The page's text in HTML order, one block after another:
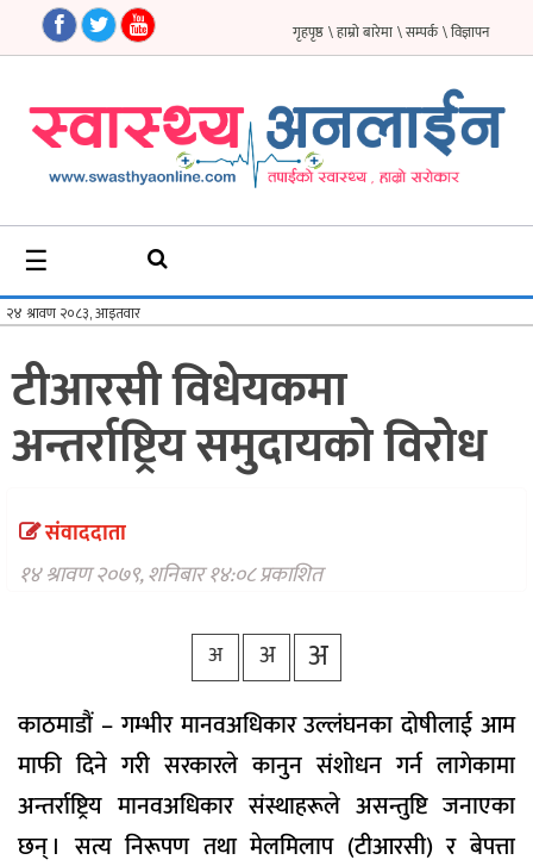
गृहपृष्ठ
समाचार
फिचर
अन्तर्वार्ता
विचार
ब्लग
वैकल्पिक
चिकित्सा
भिडियो
\ विज्ञापन
\ सम्पर्क
\ हाम्रो बारेमा
गृहपृष्ठ
☰
टीआरसी विधेयकमा
अन्तर्राष्ट्रिय समुदायको विरोध
संवाददाता
१४ श्रावण २०७९, शनिबार १४:०८ प्रकाशित
अ अ अ
काठमाडौं – गम्भीर मानवअधिकार उल्लंघनका दोषीलाई आम
माफी दिने गरी सरकारले कानुन संशोधन गर्न लागेकामा
अन्तर्राष्ट्रिय मानवअधिकार संस्थाहरूले असन्तुष्टि जनाएका
छन् । सत्य निरूपण तथा मेलमिलाप (टीआरसी) र बेपत्ता